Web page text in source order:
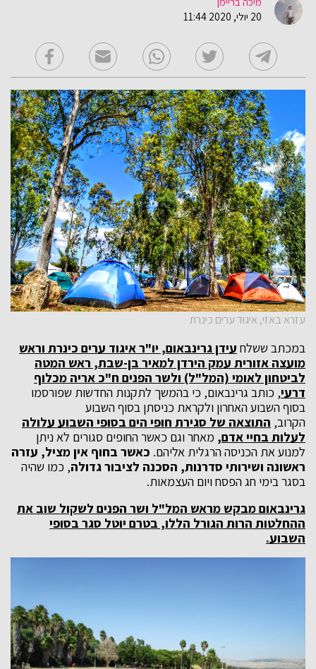
20 יולי, 2020 11:44
עזרא באזי, איגוד ערים כינרת
במכתב ששלח עידן גרינבאום, יו"ר איגוד ערים כינרת וראש
מועצה אזורית עמק הירדן למאיר בן-שבת, ראש המטה
לביטחון לאומי (המל"ל) ולשר הפנים ח"כ אריה מכלוף
דרעי, כותב גרינבאום, כי בהמשך לתקנות החדשות שפורסמו
בסוף השבוע האחרון ולקראת כניסתן בסוף השבוע
הקרוב, התוצאה של סגירת חופי הים בסופי השבוע עלולה
לעלות בחיי אדם, מאחר וגם כאשר החופים סגורים לא ניתן
למנוע את הכניסה הרגלית אליהם. כאשר בחוף אין מציל, עזרה
ראשונה ושירותי סדרנות, הסכנה לציבור גדולה, כמו שהיה
בסגר בימי חג הפסח ויום העצמאות.
גרינבאום מבקש מראש המל"ל ושר הפנים לשקול שוב את
ההחלטות הרות הגורל הללו, בטרם יוטל סגר בסופי
השבוע.